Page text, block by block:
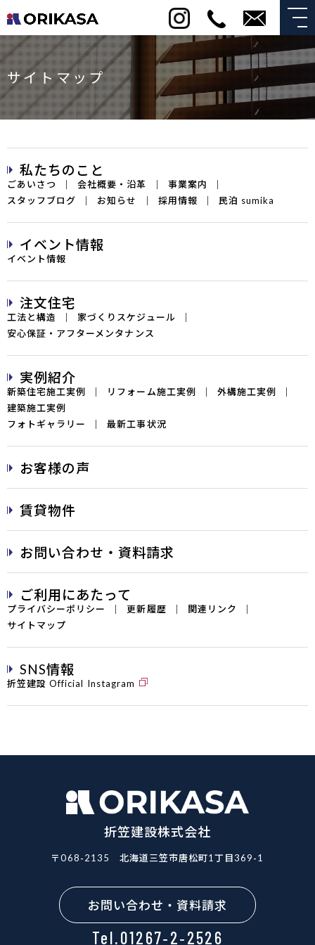
サイトマップ
私たちのこと
ごあいさつ 会社概要・沿革
事業案内
スタッフブログ
お知らせ 採用情報 民泊 sumika
イベント情報
イベント情報
注文住宅
工法と構造
家づくりスケジュール
安心保証・アフターメンタナンス
実例紹介
新築住宅施工実例 リフォーム施工実例
外構施工実例
建築施工実例
フォトギャラリー
最新工事状況
お客様の声
賃貸物件
お問い合わせ・資料請求
ご利用にあたって
プライバシーポリシー 更新履歴
関連リンク
サイトマップ
SNS情報
折笠建設 Official Instagram
折笠建設株式会社
〒068-2135 北海道三笠市唐松町1丁目369-1
お問い合わせ・資料請求
Tel.01267-2-2526